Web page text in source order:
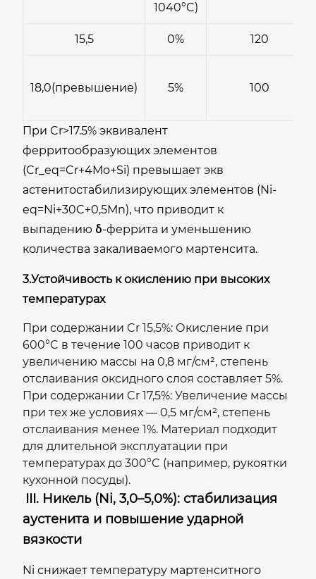
1040°C)
15,5 0% 120
18,0(превышение) 5% 100
При Cr>17.5% эквивалент
ферритообразующих элементов
(Cr_eq=Cr+4Mo+Si) превышает экв
астенитостабилизирующих элементов (Ni-
eq=Ni+30C+0,5Mn), что приводит к
выпадению δ-феррита и уменьшению
количества закаливаемого мартенсита.
3.Устойчивость к окислению при высоких
температурах
При содержании Cr 15,5%: Окисление при
600°C в течение 100 часов приводит к
увеличению массы на 0,8 мг/см², степень
отслаивания оксидного слоя составляет 5%.
При содержании Cr 17,5%: Увеличение массы
при тех же условиях — 0,5 мг/см², степень
отслаивания менее 1%. Материал подходит
для длительной эксплуатации при
температурах до 300°C (например, рукоятки
кухонной посуды).
III. Никель (Ni, 3,0–5,0%): стабилизация
аустенита и повышение ударной
вязкости
Ni снижает температуру мартенситного